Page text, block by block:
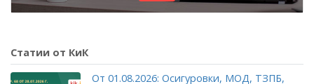
Статии от КиК
От 01.08.2026: Осигуровки, МОД, ТЗПБ,